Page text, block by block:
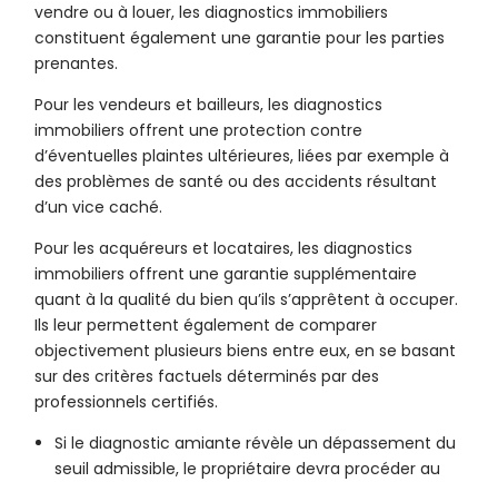
vendre ou à louer, les diagnostics immobiliers
constituent également une garantie pour les parties
prenantes.
Pour les vendeurs et bailleurs, les diagnostics
immobiliers offrent une protection contre
d’éventuelles plaintes ultérieures, liées par exemple à
des problèmes de santé ou des accidents résultant
d’un vice caché.
Pour les acquéreurs et locataires, les diagnostics
immobiliers offrent une garantie supplémentaire
quant à la qualité du bien qu’ils s’apprêtent à occuper.
Ils leur permettent également de comparer
objectivement plusieurs biens entre eux, en se basant
sur des critères factuels déterminés par des
professionnels certifiés.
Si le diagnostic amiante révèle un dépassement du
seuil admissible, le propriétaire devra procéder au